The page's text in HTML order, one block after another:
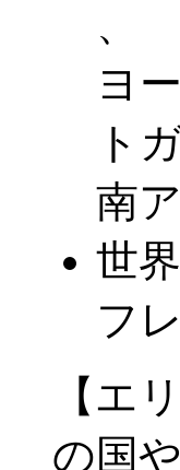
、
ヨ
ト
南
世
フ
【エ
の国